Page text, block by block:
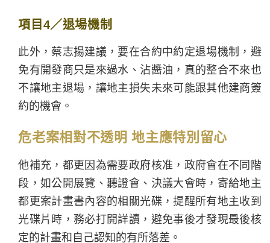
項目4／退場機制
此外，蔡志揚建議，要在合約中約定退場機制，避
免有開發商只是來過水、沾醬油，真的整合不來也
不讓地主退場，讓地主損失未來可能跟其他建商簽
約的機會。
危老案相對不透明 地主應特別留心
他補充，都更因為需要政府核准，政府會在不同階
段，如公開展覽、聽證會、決議大會時，寄給地主
都更案計畫書內容的相關光碟，提醒所有地主收到
光碟片時，務必打開詳讀，避免事後才發現最後核
定的計畫和自己認知的有所落差。